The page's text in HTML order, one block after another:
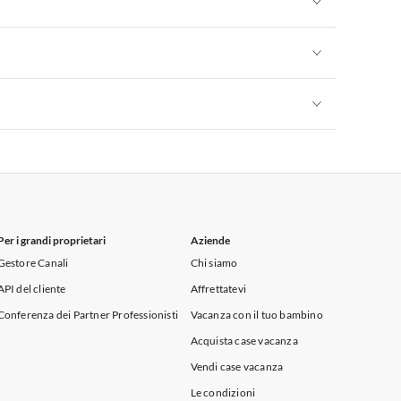
i grandi proprietari
Canali
del cliente
dei Partner Professionisti
Aziende
Chi siamo
Affrettatevi
Vacanza con il tuo bambino
Acquista case vacanza
Vendi case vacanza
Le condizioni